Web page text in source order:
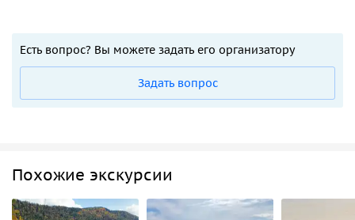
Есть вопрос? Вы можете задать его организатору
Задать вопрос
Похожие экскурсии